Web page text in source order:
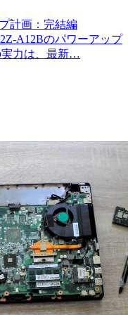
計画：完結編
A12Bのパワーアップ
実力は、最新…